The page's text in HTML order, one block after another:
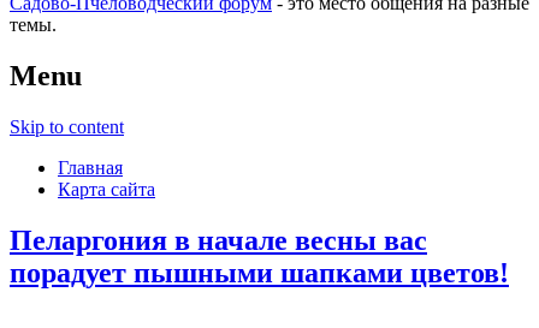
темы.
Menu
Skip to content
Главная
Карта сайта
Пеларгония в начале весны вас
порадует пышными шапками цветов!